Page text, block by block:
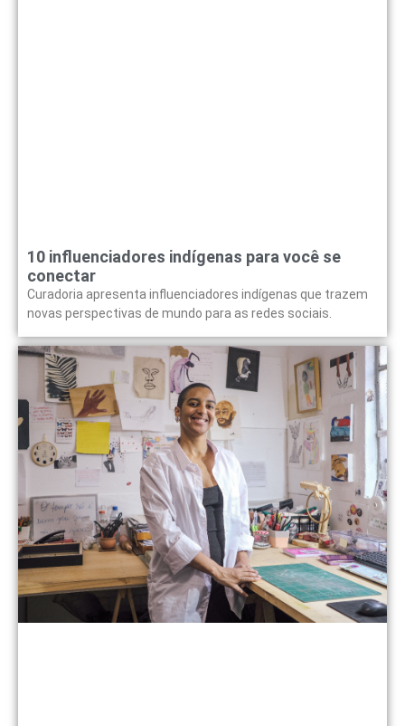
10 influenciadores indígenas para você se
conectar
Curadoria apresenta influenciadores indígenas que trazem
novas perspectivas de mundo para as redes sociais.